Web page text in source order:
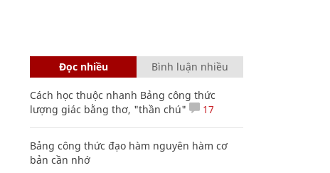
Đọc nhiều Bình luận nhiều
Cách học thuộc nhanh Bảng công thức
lượng giác bằng thơ, "thần chú"
17
Bảng công thức đạo hàm nguyên hàm cơ
bản cần nhớ